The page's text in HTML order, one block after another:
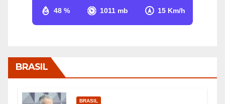
48 % 1011 mb 15 Km/h
BRASIL
BRASIL